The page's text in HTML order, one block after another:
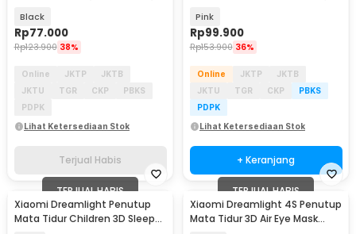
Black
Rp77.000
Rp123.900 38%
Online JKTP
JKTB
JKTU
TGR CKP
PBKS
PDPK
Lihat Ketersediaan Stok
Terjual Habis
Pink
Rp99.900
Rp153.900 36%
Online JKTP
JKTB
JKTU
TGR CKP
PBKS
PDPK
Lihat Ketersediaan Stok
+ Keranjang
TERJUAL HABIS
Xiaomi Dreamlight Penutup
Mata Tidur Children 3D Sleep
TERJUAL HABIS
Xiaomi Dreamlight 4S Penutup
Mata Tidur 3D Air Eye Mask